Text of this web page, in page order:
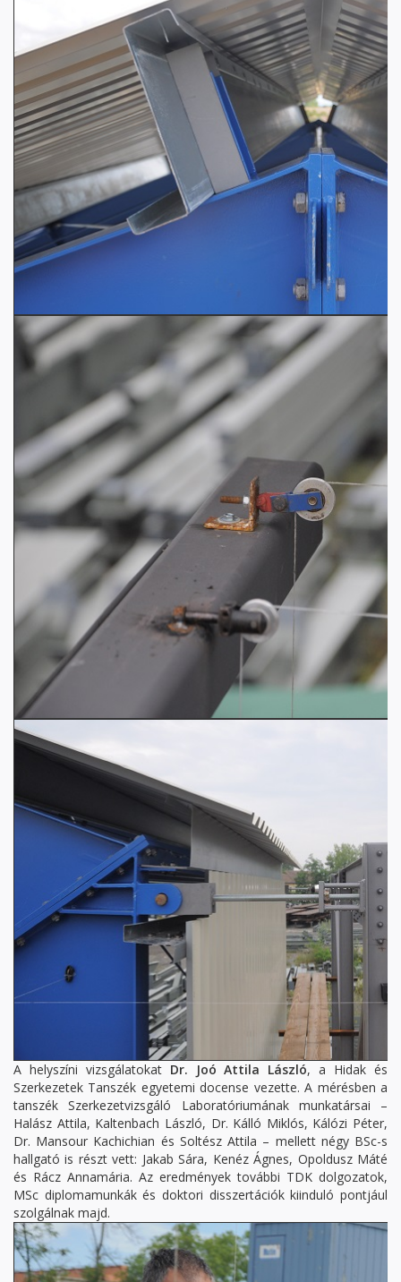
A helyszíni vizsgálatokat Dr. Joó Attila László, a Hidak és
Szerkezetek Tanszék egyetemi docense vezette. A mérésben a
tanszék Szerkezetvizsgáló Laboratóriumának munkatársai –
Halász Attila, Kaltenbach László, Dr. Kálló Miklós, Kálózi Péter,
Dr. Mansour Kachichian és Soltész Attila – mellett négy BSc-s
hallgató is részt vett: Jakab Sára, Kenéz Ágnes, Opoldusz Máté
és Rácz Annamária. Az eredmények további TDK dolgozatok,
MSc diplomamunkák és doktori disszertációk kiinduló pontjául
szolgálnak majd.